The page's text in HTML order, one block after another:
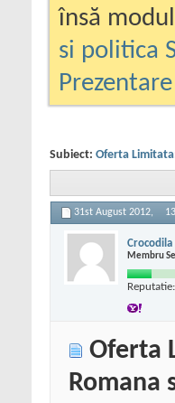
însă
si politica
Subiect: Oferta
31st August 2012,
Crocodila
Membru
Reputatie:
Oferta
Romana